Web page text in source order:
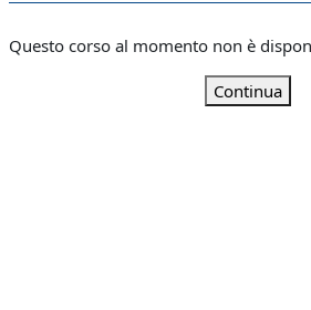
Questo corso al momento non è
Continua